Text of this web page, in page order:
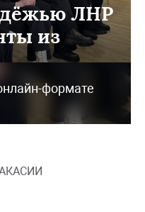
ЛНР
из
формате